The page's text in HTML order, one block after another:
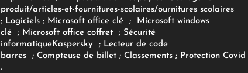
produit/articles-et-fournitures-scolaires/ournitures scolaires
; Logiciels ; Microsoft office clé ;
Microsoft windows
clé; Microsoft office coffret ; Sécurité
informatiqueKaspersky ; Lecteur de code
barres
; Compteuse de billet; Classements ; Protection Covid
.